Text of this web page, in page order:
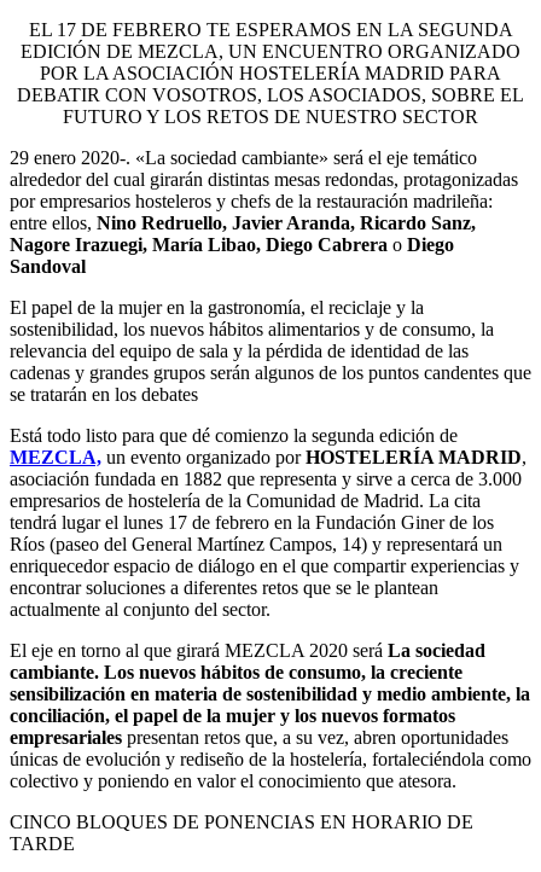
EL 17 DE FEBRERO TE ESPERAMOS EN LA SEGUNDA
EDICIÓN DE MEZCLA, UN ENCUENTRO ORGANIZADO
POR LA ASOCIACIÓN HOSTELERÍA MADRID PARA
DEBATIR CON VOSOTROS, LOS ASOCIADOS, SOBRE EL
FUTURO Y LOS RETOS DE NUESTRO SECTOR
29 enero 2020-. «La sociedad cambiante» será el eje temático
alrededor del cual girarán distintas mesas redondas, protagonizadas
por empresarios hosteleros y chefs de la restauración madrileña:
entre ellos, Nino Redruello, Javier Aranda, Ricardo Sanz,
Nagore Irazuegi, María Libao, Diego Cabrera o Diego
Sandoval
El papel de la mujer en la gastronomía, el reciclaje y la
sostenibilidad, los nuevos hábitos alimentarios y de consumo, la
relevancia del equipo de sala y la pérdida de identidad de las
cadenas y grandes grupos serán algunos de los puntos candentes que
se tratarán en los debates
Está todo listo para que dé comienzo la segunda edición de
MEZCLA, un evento organizado porHOSTELERÍA MADRID,
asociación fundada en 1882 que representa y sirve a cerca de 3.000
empresarios de hostelería de la Comunidad de Madrid. La cita
tendrá lugar el lunes 17 de febrero en la Fundación Giner de los
Ríos (paseo del General Martínez Campos, 14) y representará un
enriquecedor espacio de diálogo en el que compartir experiencias y
encontrar soluciones a diferentes retos que se le plantean
actualmente al conjunto del sector.
El eje en torno al que girará MEZCLA 2020 será La sociedad
cambiante. Los nuevos hábitos de consumo, la creciente
sensibilización en materia de sostenibilidad y medio ambiente, la
conciliación, el papel de la mujer y los nuevos formatos
empresariales presentan retos que, a su vez, abren oportunidades
únicas de evolución y rediseño de la hostelería, fortaleciéndola como
colectivo y poniendo en valor el conocimiento que atesora.
CINCO BLOQUES DE PONENCIAS EN HORARIO DE
TARDE